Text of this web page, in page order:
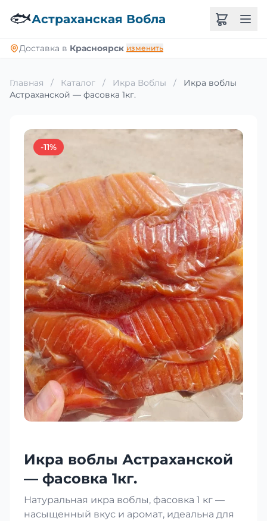
🐟Астраханская Вобла
Доставка в Красноярск изменить
Главная / Каталог / Икра Воблы /
Икра воблы
Астраханской — фасовка 1кг.
-11%
Икра воблы Астраханской
— фасовка 1кг.
Натуральная икра воблы, фасовка 1 кг —
насыщенный вкус и аромат, идеальна для